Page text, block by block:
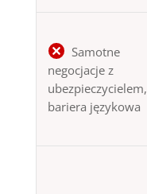
Samotne
negocjacje z
ubezpieczycielem,
bariera językowa